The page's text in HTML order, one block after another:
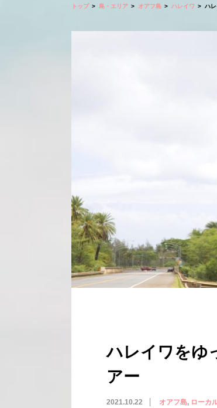
トップ 島・エリア オアフ島 ハレイワ ハ
ハレイワをゆ
アー
2021.10.22 オアフ島 ローカ